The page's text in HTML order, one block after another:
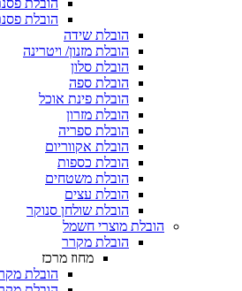
הובלת
הובלת
הובלת שידה
הובלת מזנון/ ויטרינה
הובלת סלון
הובלת ספה
הובלת פינת אוכל
הובלת מזרון
הובלת ספריה
הובלת אקווריום
הובלת כספות​
הובלת משטחים​
הובלת עצים​
הובלת שולחן סנוקר​
הובלת מוצרי חשמל
הובלת מקרר​
מחוז מרכז
הובלת